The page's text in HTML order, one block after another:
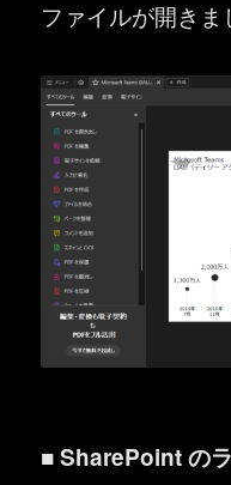
ファイルが開きま
■ SharePoint の